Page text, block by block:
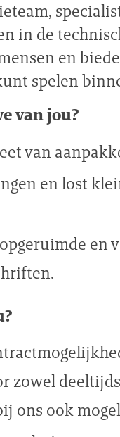
in de
en
spelen
van jou?
van
en lost
en
zowel
ons ook